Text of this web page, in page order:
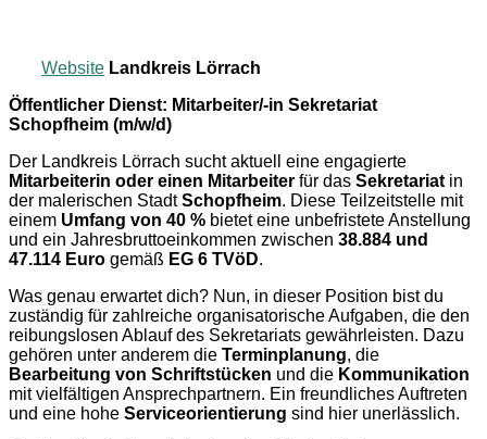
Website Landkreis Lörrach
Öffentlicher Dienst: Mitarbeiter/-in Sekretariat
Schopfheim (m/w/d)
Der Landkreis Lörrach sucht aktuell eine engagierte
Mitarbeiterin oder einen Mitarbeiter für das Sekretariat in
der malerischen StadtSchopfheim. Diese Teilzeitstelle mit
einem Umfang von 40 % bietet eine unbefristete Anstellung
und ein Jahresbruttoeinkommen zwischen 38.884 und
47.114 Euro gemäß EG 6 TVöD.
Was genau erwartet dich? Nun, in dieser Position bist du
zuständig für zahlreiche organisatorische Aufgaben, die den
reibungslosen Ablauf des Sekretariats gewährleisten. Dazu
gehören unter anderem die Terminplanung, die
Bearbeitung von Schriftstücken und die Kommunikation
mit vielfältigen Ansprechpartnern. Ein freundliches Auftreten
und eine hohe Serviceorientierung sind hier unerlässlich.